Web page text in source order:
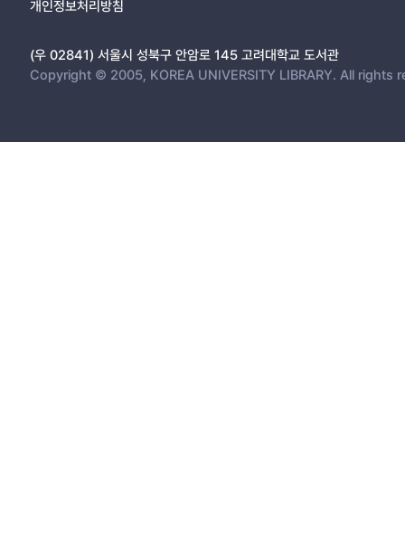
개인정보처리방침
(우 02841) 서울시 성북구 안암로 145 고려대학교 도서관
Copyright © 2005, KOREA UNIVERSITY LIBRARY. All rights